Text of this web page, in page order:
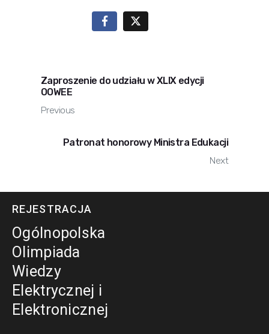
Zaproszenie do udziału w XLIX edycji
OOWEE
Previous
Patronat honorowy Ministra Edukacji
Next
REJESTRACJA
Ogólnopolska
Olimpiada
Wiedzy
Elektrycznej i
Elektronicznej